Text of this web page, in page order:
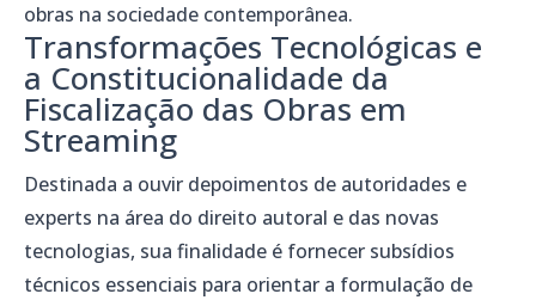
obras na sociedade contemporânea.
Transformações Tecnológicas e
a Constitucionalidade da
Fiscalização das Obras em
Streaming
Destinada a ouvir depoimentos de autoridades e
experts na área do direito autoral e das novas
tecnologias, sua finalidade é fornecer subsídios
técnicos essenciais para orientar a formulação de